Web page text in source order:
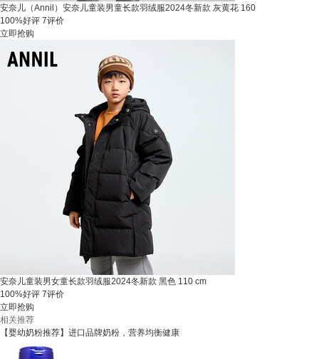
安奈儿（Annil）安奈儿童装男童长款羽绒服2024冬新款 灰黄花 160
100%好评 7评价
立即抢购
安奈儿童装男女童长款羽绒服2024冬新款 黑色 110 cm
100%好评 7评价
立即抢购
相关推荐
【婴幼奶粉推荐】进口品牌奶粉，营养均衡健康